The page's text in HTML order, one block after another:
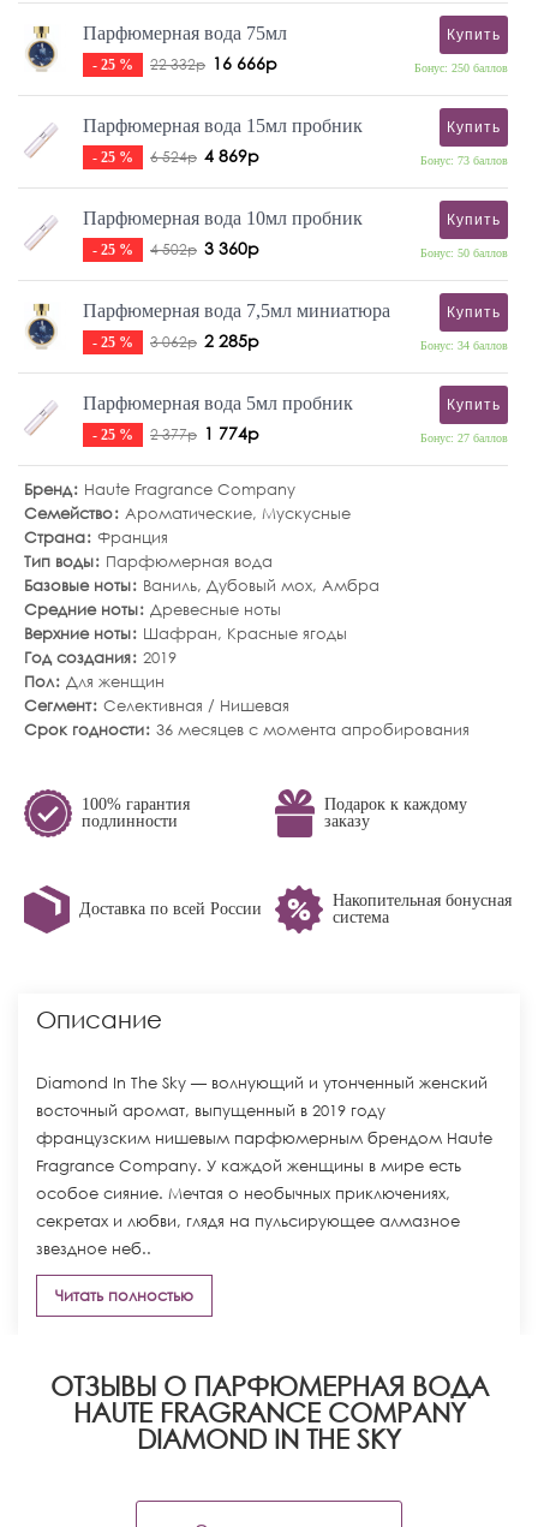
Парфюмерная вода 75мл
- 25 % 22 332р 16 666р
Купить
Бонус: 250 баллов
Парфюмерная вода 15мл пробник
- 25 % 6 524р 4 869р
Купить
Бонус: 73 баллов
Парфюмерная вода 10мл пробник
- 25 % 4 502р 3 360р
Купить
Бонус: 50 баллов
Парфюмерная вода 7,5мл миниатюра
- 25 % 3 062р 2 285р
Купить
Бонус: 34 баллов
Парфюмерная вода 5мл пробник
- 25 % 2 377р 1 774р
Купить
Бонус: 27 баллов
Бренд
Haute Fragrance Company
Семейство Ароматические, Мускусные
Страна Франция
Тип воды
Парфюмерная вода
Базовые ноты
Ваниль, Дубовый мох, Амбра
Средние ноты Древесные ноты
Верхние ноты
Шафран, Красные ягоды
Год создания 2019
Пол Для женщин
Сегмент Селективная / Нишевая
Срок годности 36 месяцев с момента апробирования
100% гарантия
подлинности
Подарок к каждому
заказу
Доставка по всей России
Накопительная бонусная
система
Описание
Diamond In The Sky — волнующий и утонченный женский
восточный аромат, выпущенный в 2019 году
французским нишевым парфюмерным брендом Haute
Fragrance Company. У каждой женщины в мире есть
особое сияние. Мечтая о необычных приключениях,
секретах и любви, глядя на пульсирующее алмазное
звездное неб..
Читать полностью
ОТЗЫВЫ О ПАРФЮМЕРНАЯ ВОДА
HAUTE FRAGRANCE COMPANY
DIAMOND IN THE SKY